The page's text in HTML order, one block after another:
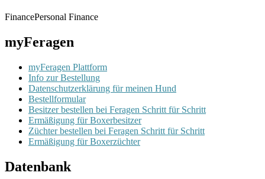
FinancePersonal Finance
myFeragen
myFeragen Plattform
Info zur Bestellung
Datenschutzerklärung für meinen Hund
Bestellformular
Besitzer bestellen bei Feragen Schritt für Schritt
Ermäßigung für Boxerbesitzer
Züchter bestellen bei Feragen Schritt für Schritt
Ermäßigung für Boxerzüchter
Datenbank